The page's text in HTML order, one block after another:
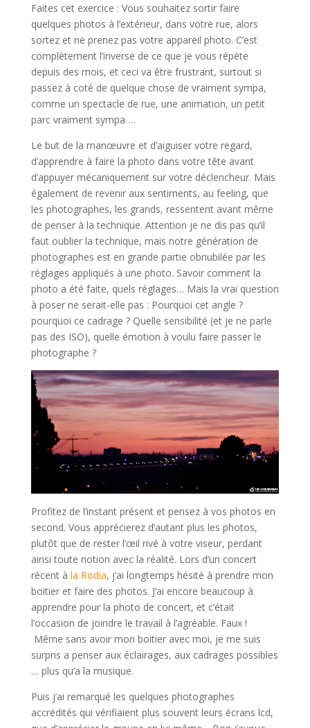
Faites cet exercice : Vous souhaitez sortir faire
quelques photos à l’extérieur, dans votre rue, alors
sortez et ne prenez pas votre appareil photo. C’est
complètement l’inverse de ce que je vous répète
depuis des mois, et ceci va être frustrant, surtout si
passez à coté de quelque chose de vraiment sympa,
comme un spectacle de rue, une animation, un petit
parc vraiment sympa …
Le but de la manœuvre et d’aiguiser votre regard,
d’apprendre à faire la photo dans votre tête avant
d’appuyer mécaniquement sur votre déclencheur. Mais
également de revenir aux sentiments, au feeling, que
les photographes, les grands, ressentent avant même
de penser à la technique. Attention je ne dis pas qu’il
faut oublier la technique, mais notre génération de
photographes est en grande partie obnubilée par les
réglages appliqués à une photo. Savoir comment la
photo a été faite, quels réglages… Mais la vrai question
à poser ne serait-elle pas : Pourquoi cet angle ?
pourquoi ce cadrage ? Quelle sensibilité (et je ne parle
pas des ISO), quelle émotion à voulu faire passer le
photographe ?
Profitez de l’instant présent et pensez à vos photos en
second. Vous apprécierez d’autant plus les photos,
plutôt que de rester l’œil rivé à votre viseur, perdant
ainsi toute notion avec la réalité. Lors d’un concert
récent à la Rodia, j’ai longtemps hésité à prendre mon
boitier et faire des photos. J’ai encore beaucoup à
apprendre pour la photo de concert, et c’était
l’occasion de joindre le travail à l’agréable. Faux !
Même sans avoir mon boitier avec moi, je me suis
surpris a penser aux éclairages, aux cadrages possibles
… plus qu’a la musique.
Puis j’ai remarqué les quelques photographes
accrédités qui vérifiaient plus souvent leurs écrans lcd,